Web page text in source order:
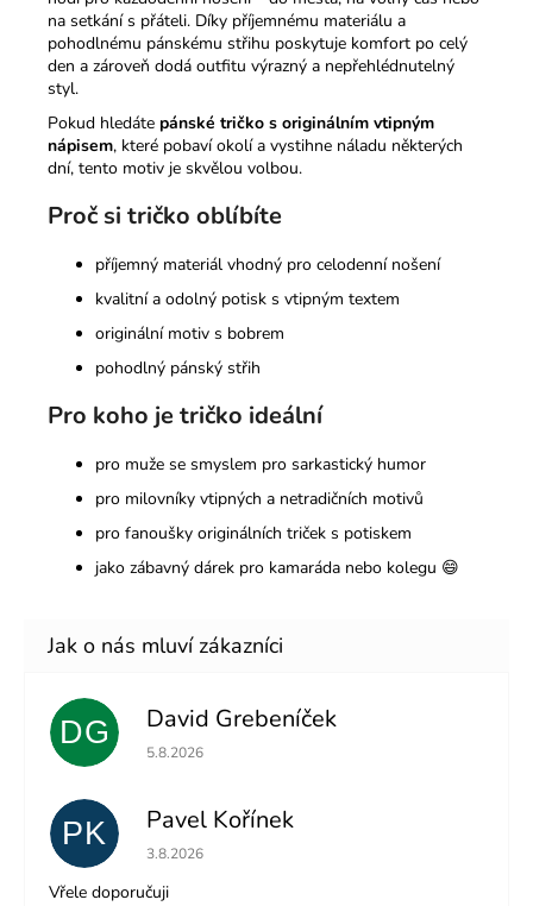
na setkání s přáteli. Díky příjemnému materiálu a
pohodlnému pánskému střihu poskytuje komfort po celý
den a zároveň dodá outfitu výrazný a nepřehlédnutelný
styl.
Pokud hledáte pánské tričko s originálním vtipným
nápisem, které pobaví okolí a vystihne náladu některých
dní, tento motiv je skvělou volbou.
Proč si tričko oblíbíte
příjemný materiál vhodný pro celodenní nošení
kvalitní a odolný potisk s vtipným textem
originální motiv s bobrem
pohodlný pánský střih
Pro koho je tričko ideální
pro muže se smyslem pro sarkastický humor
pro milovníky vtipných a netradičních motivů
pro fanoušky originálních triček s potiskem
jako zábavný dárek pro kamaráda nebo kolegu 😄
DG David Grebeníček
Hodnocení obchodu je 5 z 5 hvězdiček.
5.8.2026
PK Pavel Kořínek
Hodnocení obchodu je 5 z 5 hvězdiček.
3.8.2026
Vřele doporučuji